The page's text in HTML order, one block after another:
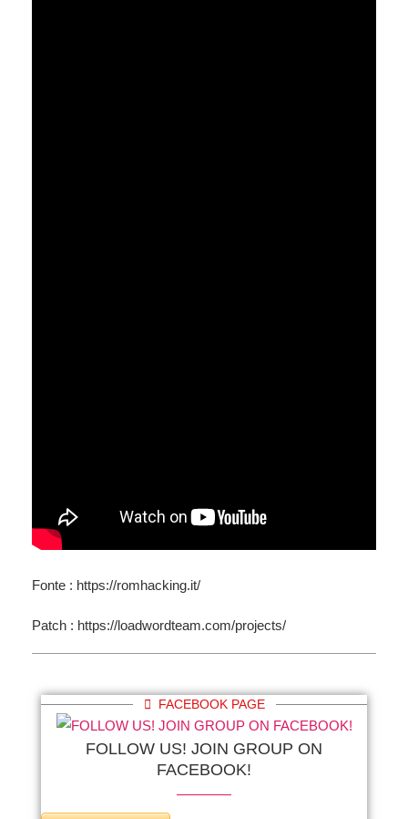
Fonte : https://romhacking.it/
Patch : https://loadwordteam.com/projects/
FACEBOOK PAGE
FOLLOW US! JOIN GROUP ON
FACEBOOK!